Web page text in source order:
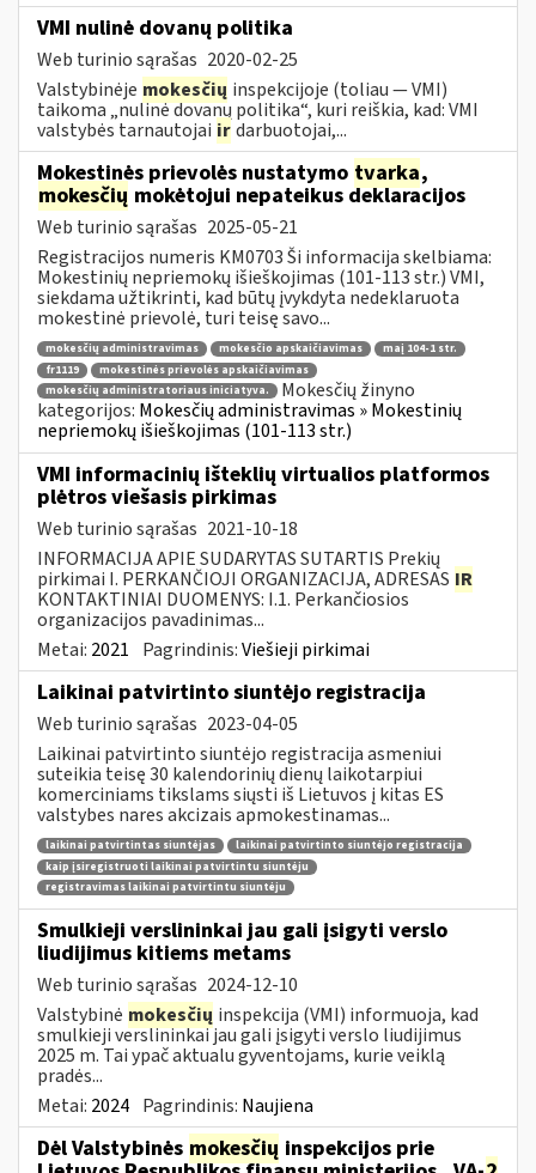
VMI nulinė dovanų politika
Web turinio sąrašas 2020-02-25
Valstybinėje mokesčių inspekcijoje (toliau — VMI)
taikoma „nulinė dovanų politika“, kuri reiškia, kad: VMI
valstybės tarnautojai irdarbuotojai,...
Mokestinės prievolės nustatymo tvarka,
mokesčių mokėtojui nepateikus deklaracijos
Web turinio sąrašas 2025-05-21
Registracijos numeris KM0703 Ši informacija skelbiama:
Mokestinių nepriemokų išieškojimas (101-113 str.) VMI,
siekdama užtikrinti, kad būtų įvykdyta nedeklaruota
mokestinė prievolė, turi teisę savo...
mokesčių administravimas mokesčio apskaičiavimas
maį 104-1 str.
fr1119
mokestinės prievolės apskaičiavimas
mokesčių administratoriaus iniciatyva.
Mokesčių žinyno
kategorijos: Mokesčių administravimas » Mokestinių
nepriemokų išieškojimas (101-113 str.)
VMI informacinių išteklių virtualios platformos
plėtros viešasis pirkimas
Web turinio sąrašas 2021-10-18
INFORMACIJA APIE SUDARYTAS SUTARTIS Prekių
pirkimai I. PERKANČIOJI ORGANIZACIJA, ADRESAS IR
KONTAKTINIAI DUOMENYS: I.1. Perkančiosios
organizacijos pavadinimas...
Metai: 2021 Pagrindinis:Viešieji pirkimai
Laikinai patvirtinto siuntėjo registracija
Web turinio sąrašas 2023-04-05
Laikinai patvirtinto siuntėjo registracija asmeniui
suteikia teisę 30 kalendorinių dienų laikotarpiui
komerciniams tikslams siųsti iš Lietuvos į kitas ES
valstybes nares akcizais apmokestinamas...
laikinai patvirtintas siuntėjas
laikinai patvirtinto siuntėjo registracija
kaip įsiregistruoti laikinai patvirtintu siuntėju
registravimas laikinai patvirtintu siuntėju
Smulkieji verslininkai jau gali įsigyti verslo
liudijimus kitiems metams
Web turinio sąrašas 2024-12-10
Valstybinė mokesčių inspekcija (VMI) informuoja, kad
smulkieji verslininkai jau gali įsigyti verslo liudijimus
2025 m. Tai ypač aktualu gyventojams, kurie veiklą
pradės...
Metai: 2024 Pagrindinis: Naujiena
Dėl Valstybinės mokesčių inspekcijos prie